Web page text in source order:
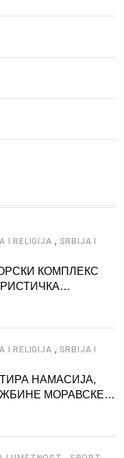
I RELIGIJA , SRBIJA I
КОМПЛЕКС
I RELIGIJA , SRBIJA I
НАМАСИЈА,
МОРАВСКЕ